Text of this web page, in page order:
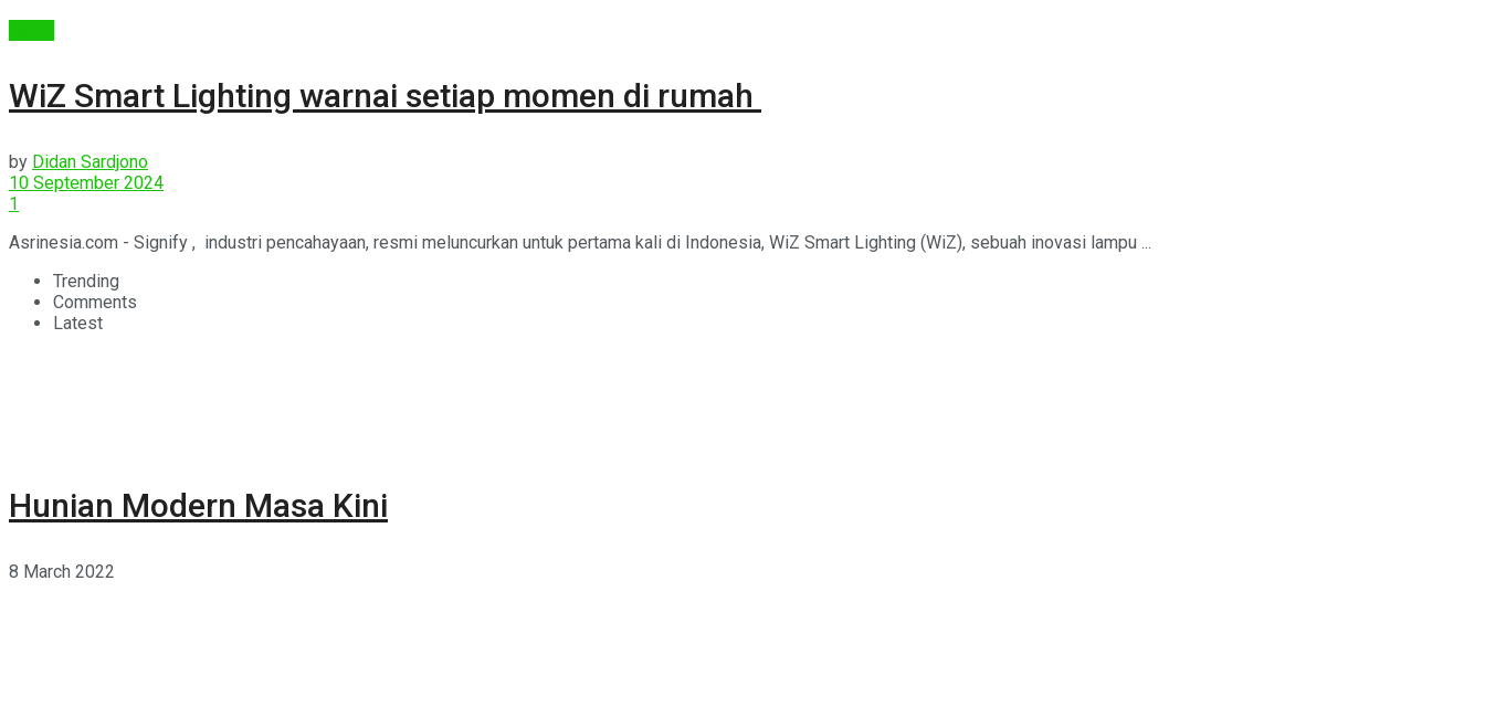
WiZ Smart Lighting warnai setiap momen di rumah
by Didan Sardjono
10 September 2024
1
Asrinesia.com - Signify , industri pencahayaan, resmi meluncurkan untuk pertama kali di Indonesia, WiZ Smart Lighting (WiZ), sebuah inovasi lampu ...
Trending
Comments
Latest
Hunian Modern Masa Kini
8 March 2022